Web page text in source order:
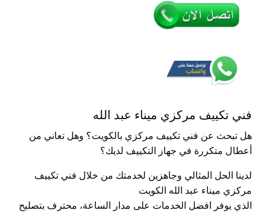
فني تكييف مركزي ميناء عبد الله
هل تبحث عن فني تكييف مركزي بالكويت؟ وهل تعاني من
أعطال متكررة في جهاز التكييف لديك؟
لدينا الحل المثالي وجاهزين لخدمتك من خلال فني تكييف
مركزي ميناء عبد الله الكويت
الذي يوفر افضل الخدمات على مدار الساعة، محترف بتصليح